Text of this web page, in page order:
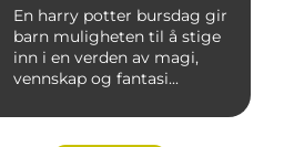
En harry potter bursdag gir
barn muligheten til å stige
inn i en verden av magi,
vennskap og fantasi...